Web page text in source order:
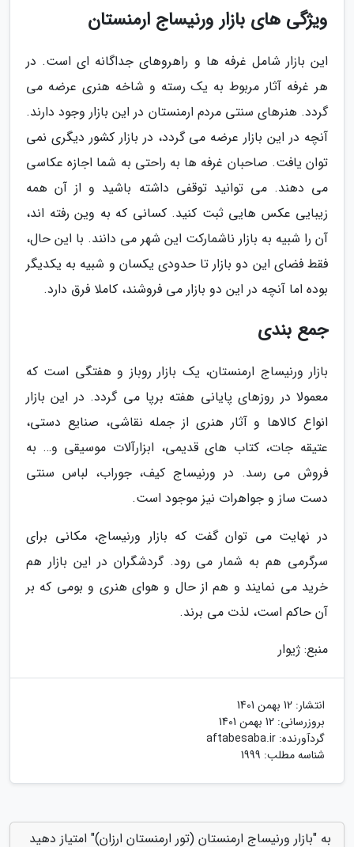
ویژگی های بازار ورنیساج ارمنستان
این بازار شامل غرفه ها و راهروهای جداگانه ای است. در
هر غرفه آثار مربوط به یک رسته و شاخه هنری عرضه می
گردد. هنرهای سنتی مردم ارمنستان در این بازار وجود دارند.
آنچه در این بازار عرضه می گردد، در بازار کشور دیگری نمی
توان یافت. صاحبان غرفه ها به راحتی به شما اجازه عکاسی
می دهند. می توانید توقفی داشته باشید و از آن همه
زیبایی عکس هایی ثبت کنید. کسانی که به وین رفته اند،
آن را شبیه به بازار ناشمارکت این شهر می دانند. با این حال،
فقط فضای این دو بازار تا حدودی یکسان و شبیه به یکدیگر
بوده اما آنچه در این دو بازار می فروشند، کاملا فرق دارد.
جمع بندی
بازار ورنیساج ارمنستان، یک بازار روباز و هفتگی است که
معمولا در روزهای پایانی هفته برپا می گردد. در این بازار
انواع کالاها و آثار هنری از جمله نقاشی، صنایع دستی،
عتیقه جات، کتاب های قدیمی، ابزارآلات موسیقی و… به
فروش می رسد. در ورنیساج کیف، جوراب، لباس سنتی
دست ساز و جواهرات نیز موجود است.
در نهایت می توان گفت که بازار ورنیساج، مکانی برای
سرگرمی هم به شمار می رود. گردشگران در این بازار هم
خرید می نمایند و هم از حال و هوای هنری و بومی که بر
آن حاکم است، لذت می برند.
منبع: ژیوار
انتشار: 12 بهمن 1401
بروزرسانی: 12 بهمن 1401
گردآورنده: aftabesaba.ir
شناسه مطلب: 1999
به "بازار ورنیساج ارمنستان (تور ارمنستان ارزان)" امتیاز دهید